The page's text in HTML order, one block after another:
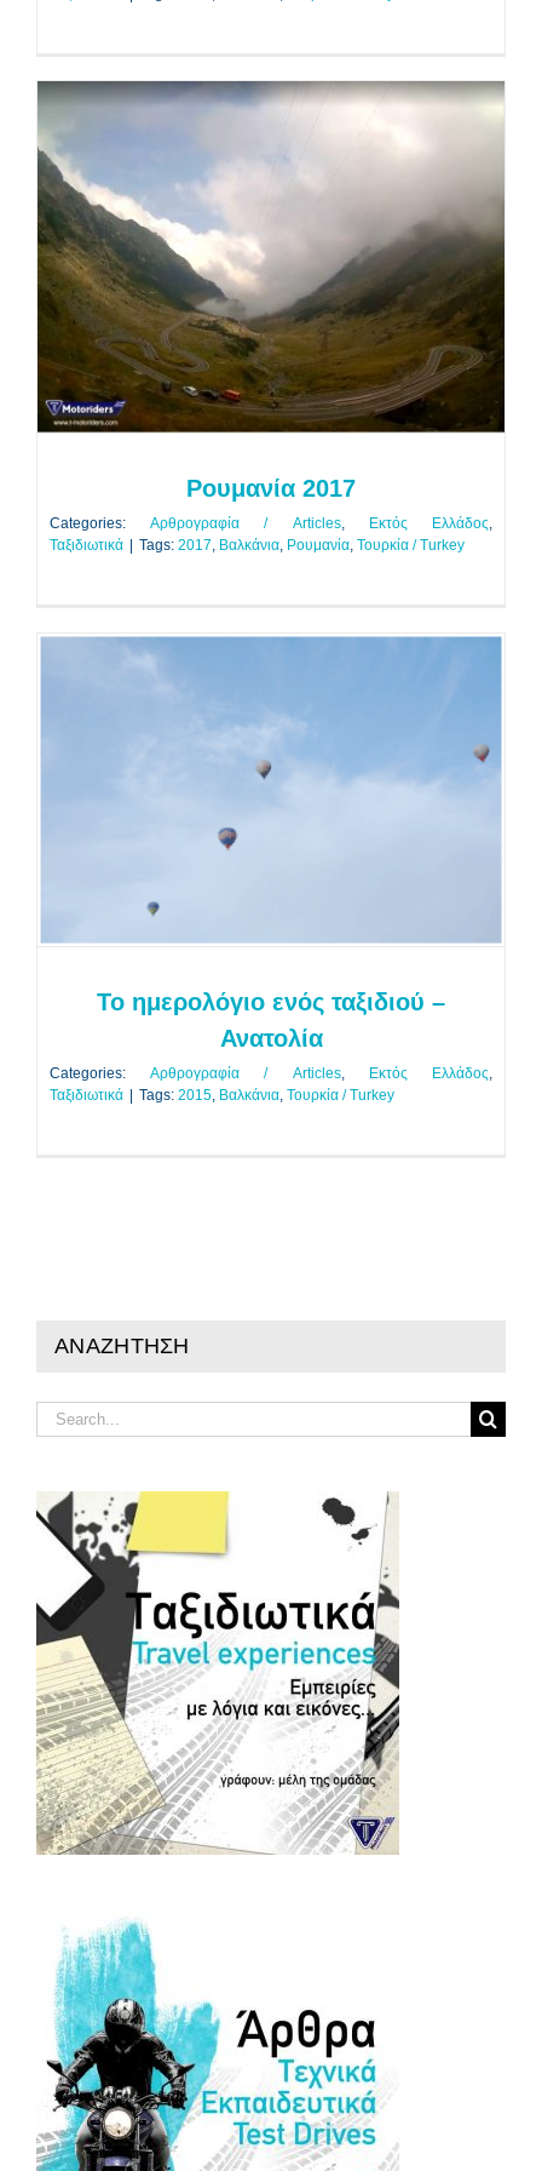
Ρουμανία 2017
Αρθρογραφία / Articles Εκτός Ελλάδος Ταξιδιωτικά
Ρουμανία 2017
Categories:Αρθρογραφία / Articles, Εκτός Ελλάδος,
Ταξιδιωτικά | Tags: 2017, Βαλκάνια, Ρουμανία, Τουρκία / Turkey
Το ημερολόγιο ενός ταξιδιού –
Ανατολία
Αρθρογραφία / Articles
Το ημερολόγιο ενός ταξιδιού –
Ανατολία
Categories:Αρθρογραφία / Articles, Εκτός Ελλάδος,
Ταξιδιωτικά
Tags: 2015, Βαλκάνια, Τουρκία / Turkey
ΑΝΑΖΗΤΗΣΗ
Search
for: